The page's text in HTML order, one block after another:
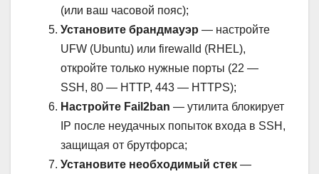
(или ваш часовой пояс);
Установите брандмауэр — настройте
UFW (Ubuntu) или firewalld (RHEL),
откройте только нужные порты (22 —
SSH, 80 — HTTP, 443 — HTTPS);
Настройте Fail2ban — утилита блокирует
IP после неудачных попыток входа в SSH,
защищая от брутфорса;
Установите необходимый стек —